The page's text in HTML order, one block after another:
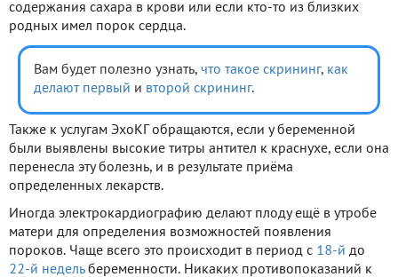
содержания сахара в крови или если кто-то из близких
родных имел порок сердца.
Вам будет полезно узнать, что такое скрининг, как
делают первый и второй скрининг.
Также к услугам ЭхоКГ обращаются, если у беременной
были выявлены высокие титры антител к краснухе, если она
перенесла эту болезнь, и в результате приёма
определенных лекарств.
Иногда электрокардиографию делают плоду ещё в утробе
матери для определения возможностей появления
пороков. Чаще всего это происходит в период с 18-й до
22-й недельбеременности. Никаких противопоказаний к